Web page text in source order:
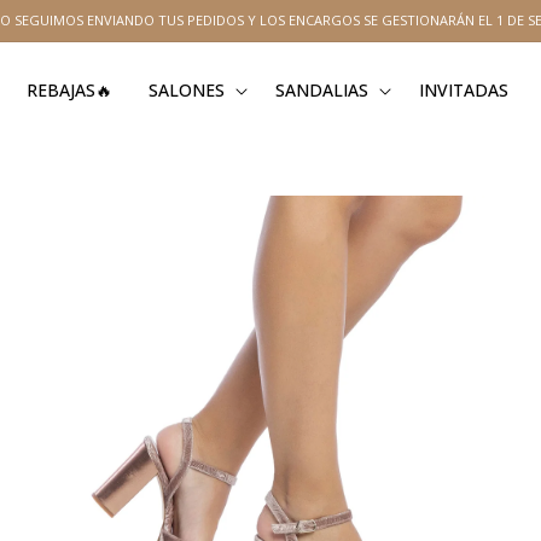
SEGUIMOS ENVIANDO TUS PEDIDOS Y LOS ENCARGOS SE GESTIONARÁN EL 1 DE
REBAJAS🔥 SALONES SANDALIAS INVITADAS